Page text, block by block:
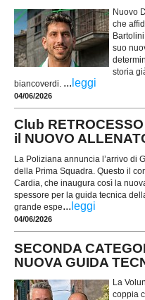
Nuovo
che
suo
storia
biancoverdi. ... leggi
04/06/2026
Club
il NUOVO
La Poliziana annuncia l’arrivo di
della Prima Squadra. Questo il
Cardia, che inaugura così la
spessore per la guida tecnica
grande espe... leggi
04/06/2026
SECONDA
NUOVA GUIDA
La
coppia